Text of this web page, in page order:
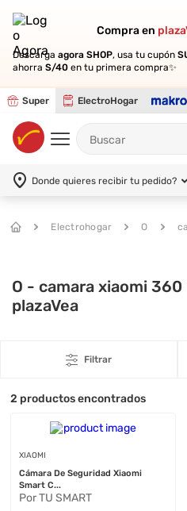
Compra en
Descarga agora SHOP, usa tu cupón
ahorra S/40 en tu primera compra✨
Super ElectroHogar
Compra en
Descarga agora SHOP, usa tu cupón
ahorra S/40 en tu primera compra✨
Donde quieres recibir tu pedido?
Electrohogar O
O - camara xiaomi 360
plazaVea
Filtrar
2 productos encontrados
XIAOMI
Cámara De Seguridad Xiaomi
Smart C...
Por TU SMART